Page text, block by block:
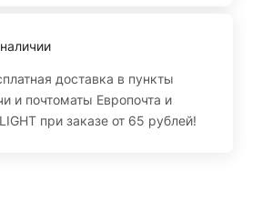
доставка в пункты
и почтоматы Европочта и
при заказе от 65 рублей!